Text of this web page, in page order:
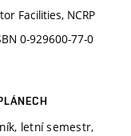
Facilities, NCRP
0-929600-77-0
letní semestr,